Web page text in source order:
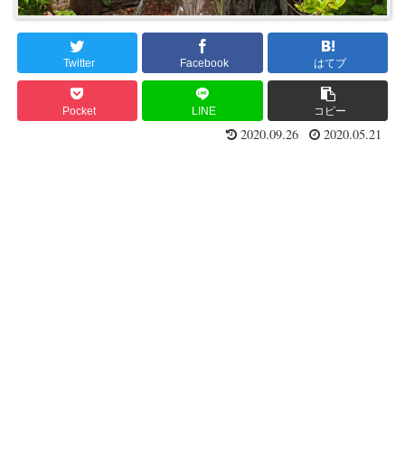
Twitter Facebook はてブ
Pocket LINE コピー
2020.09.26 2020.05.21